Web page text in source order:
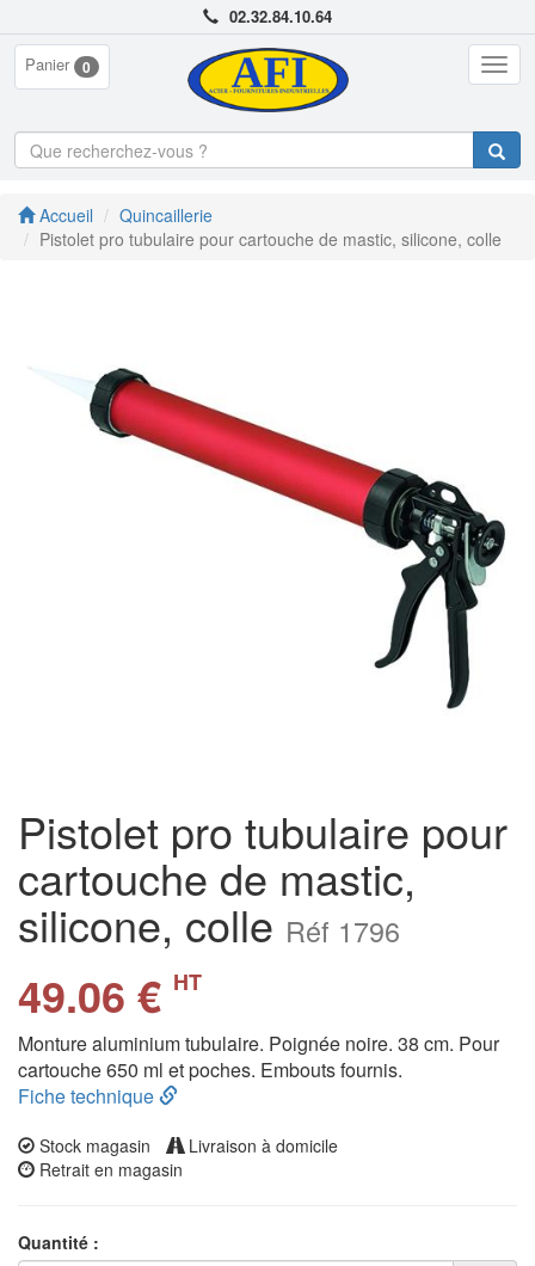
02.32.84.10.64
Panier 0
Accueil
Quincaillerie
Pistolet pro tubulaire pour cartouche de mastic, silicone, colle
Pistolet pro tubulaire pour
cartouche de mastic,
silicone, colle Réf 1796
49.06 € HT
Monture aluminium tubulaire. Poignée noire. 38 cm. Pour
cartouche 650 ml et poches. Embouts fournis.
Fiche technique
Stock magasin
Livraison à domicile
Retrait en magasin
Quantité :